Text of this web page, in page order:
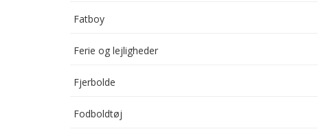
Fatboy
Ferie og lejligheder
Fjerbolde
Fodboldtøj